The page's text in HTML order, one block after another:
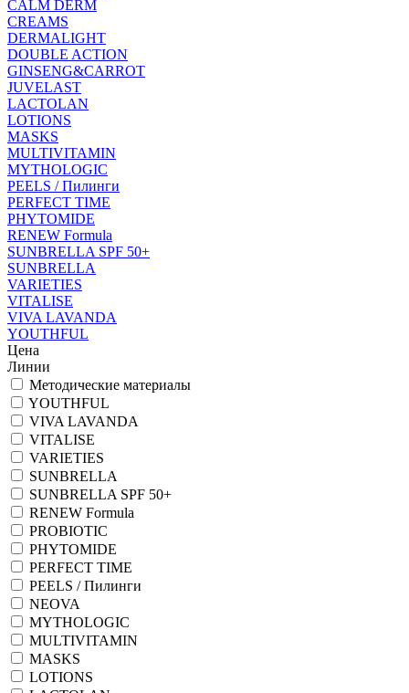
CALM DERM
CREAMS
DERMALIGHT
DOUBLE ACTION
GINSENG&CARROT
JUVELAST
LACTOLAN
LOTIONS
MASKS
MULTIVITAMIN
MYTHOLOGIC
PEELS / Пилинги
PERFECT TIME
PHYTOMIDE
RENEW Formula
SUNBRELLA SPF 50+
SUNBRELLA
VARIETIES
VITALISE
VIVA LAVANDA
YOUTHFUL
Цена
Линии
Методические материалы
YOUTHFUL
VIVA LAVANDA
VITALISE
VARIETIES
SUNBRELLA
SUNBRELLA SPF 50+
RENEW Formula
PROBIOTIC
PHYTOMIDE
PERFECT TIME
PEELS / Пилинги
NEOVA
MYTHOLOGIC
MULTIVITAMIN
MASKS
LOTIONS